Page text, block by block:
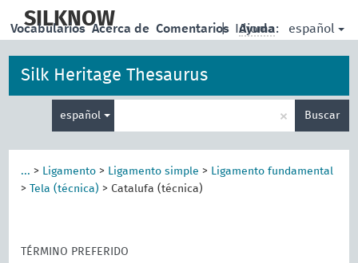
main
SILKNOW | Idioma: español
Vocabularios Acerca de Comentarios Ayuda
Silk Heritage Thesaurus
español × Buscar
... > Ligamento > Ligamento simple > Ligamento fundamental
>
Tela (técnica) > Catalufa (técnica)
TÉRMINO PREFERIDO